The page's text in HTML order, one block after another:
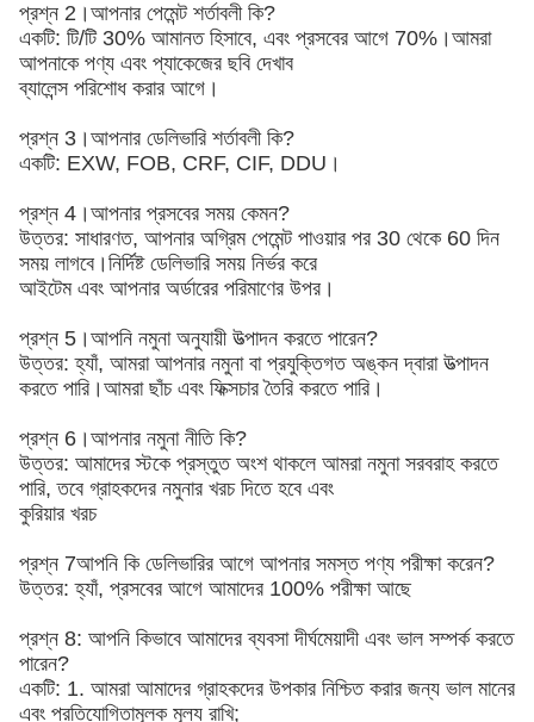
প্রশ্ন 2।আপনার পেমেন্ট শর্তাবলী কি?
একটি: টি/টি 30% আমানত হিসাবে, এবং প্রসবের আগে 70%।আমরা
আপনাকে পণ্য এবং প্যাকেজের ছবি দেখাব
ব্যালেন্স পরিশোধ করার আগে।
প্রশ্ন 3।আপনার ডেলিভারি শর্তাবলী কি?
একটি: EXW, FOB, CRF, CIF, DDU।
প্রশ্ন 4।আপনার প্রসবের সময় কেমন?
উত্তর: সাধারণত, আপনার অগ্রিম পেমেন্ট পাওয়ার পর 30 থেকে 60 দিন
সময় লাগবে।নির্দিষ্ট ডেলিভারি সময় নির্ভর করে
আইটেম এবং আপনার অর্ডারের পরিমাণের উপর।
প্রশ্ন 5।আপনি নমুনা অনুযায়ী উত্পাদন করতে পারেন?
উত্তর: হ্যাঁ, আমরা আপনার নমুনা বা প্রযুক্তিগত অঙ্কন দ্বারা উত্পাদন
করতে পারি।আমরা ছাঁচ এবং ফিক্সচার তৈরি করতে পারি।
প্রশ্ন 6।আপনার নমুনা নীতি কি?
উত্তর: আমাদের স্টকে প্রস্তুত অংশ থাকলে আমরা নমুনা সরবরাহ করতে
পারি, তবে গ্রাহকদের নমুনার খরচ দিতে হবে এবং
কুরিয়ার খরচ
প্রশ্ন 7আপনি কি ডেলিভারির আগে আপনার সমস্ত পণ্য পরীক্ষা করেন?
উত্তর: হ্যাঁ, প্রসবের আগে আমাদের 100% পরীক্ষা আছে
প্রশ্ন 8: আপনি কিভাবে আমাদের ব্যবসা দীর্ঘমেয়াদী এবং ভাল সম্পর্ক করতে
পারেন?
একটি: 1. আমরা আমাদের গ্রাহকদের উপকার নিশ্চিত করার জন্য ভাল মানের
এবং প্রতিযোগিতামূলক মূল্য রাখি;